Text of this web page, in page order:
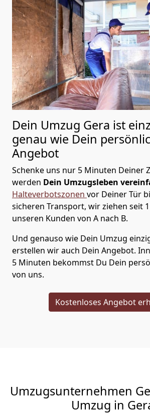
Dein Umzug Gera ist
genau wie Dein
Angebot
Schenke uns nur 5 Minuten Deiner
werden Dein Umzugsleben
Halteverbotszonen vor Deiner Tür
sicheren Transport, wir ziehen seit
unseren Kunden von A nach B.
Und genauso wie Dein Umzug
erstellen wir auch Dein Angebot.
5 Minuten bekommst Du Dein
von uns.
Kostenloses Angebot
Umzugsunternehmen
Umzug in